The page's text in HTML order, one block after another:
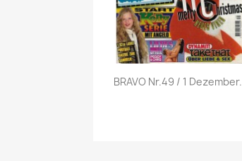
Vorschau
BRAVO Nr.49 / 1